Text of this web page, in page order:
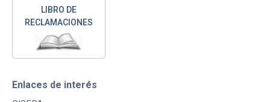
LIBRO DE
RECLAMACIONES
Enlaces de interés